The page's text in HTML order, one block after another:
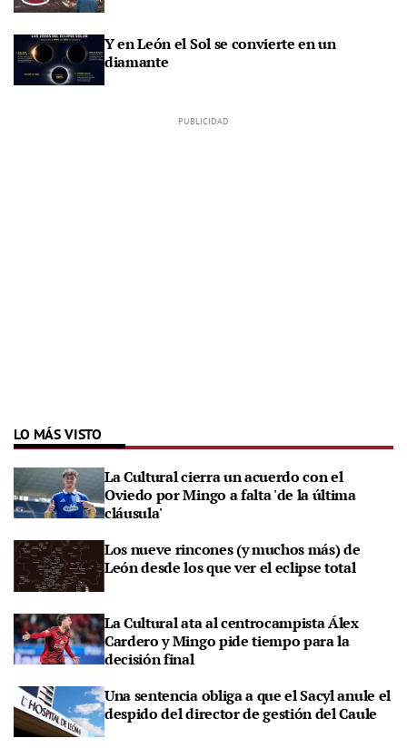
Y en León el Sol se convierte en un
diamante
LO MÁS VISTO
La Cultural cierra un acuerdo con el
Oviedo por Mingo a falta 'de la última
cláusula'
Los nueve rincones (y muchos más) de
León desde los que ver el eclipse total
La Cultural ata al centrocampista Álex
Cardero y Mingo pide tiempo para la
decisión final
Una sentencia obliga a que el Sacyl anule el
despido del director de gestión del Caule